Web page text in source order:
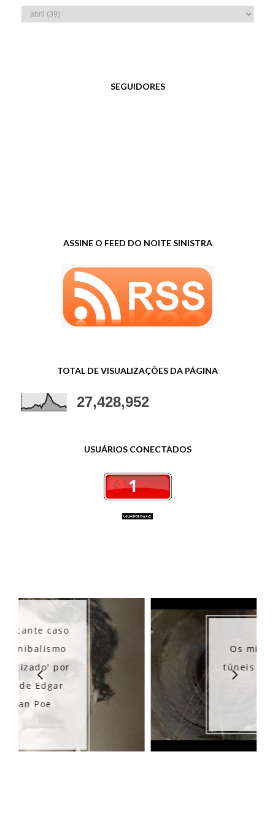
SEGUIDORES
ASSINE O FEED DO NOITE SINISTRA
TOTAL DE VISUALIZAÇÕES DA PÁGINA
27,428,952
USUÁRIOS CONECTADOS
Os misteriosos
túneis de Ibirubá